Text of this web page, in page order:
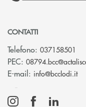
CONTATTI
Telefono: 037158501
PEC:
E-mail: info@bcclodi.it